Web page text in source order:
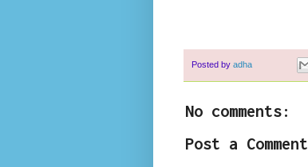
Posted by adha
No comments:
Post a Comment